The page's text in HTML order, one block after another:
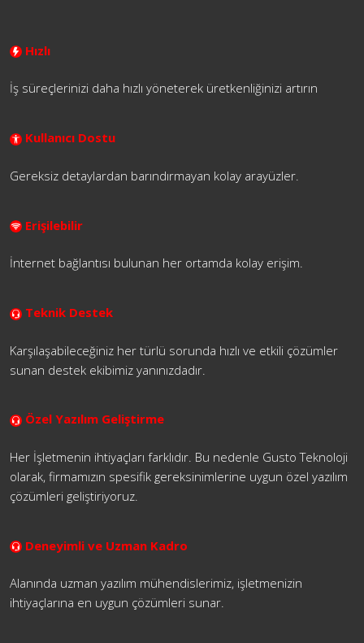
Hızlı
İş süreçlerinizi daha hızlı yöneterek üretkenliğinizi artırın
Kullanıcı Dostu
Gereksiz detaylardan barındırmayan kolay arayüzler.
Erişilebilir
İnternet bağlantısı bulunan her ortamda kolay erişim.
Teknik Destek
Karşılaşabileceğiniz her türlü sorunda hızlı ve etkili çözümler
sunan destek ekibimiz yanınızdadır.
Özel Yazılım Geliştirme
Her İşletmenin ihtiyaçları farklıdır. Bu nedenle Gusto Teknoloji
olarak, firmamızın spesifik gereksinimlerine uygun özel yazılım
çözümleri geliştiriyoruz.
Deneyimli ve Uzman Kadro
Alanında uzman yazılım mühendislerimiz, işletmenizin
ihtiyaçlarına en uygun çözümleri sunar.